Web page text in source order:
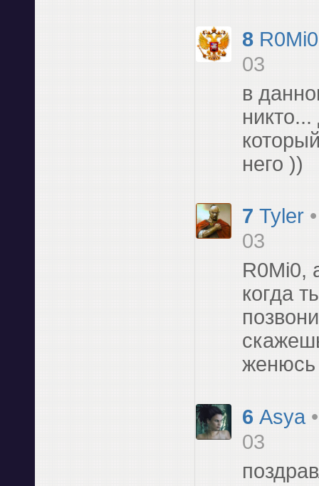
8 R0Mi0
03
в
него ))
7 Tyler
03
R0Mi0,
когда
6 Asya
03